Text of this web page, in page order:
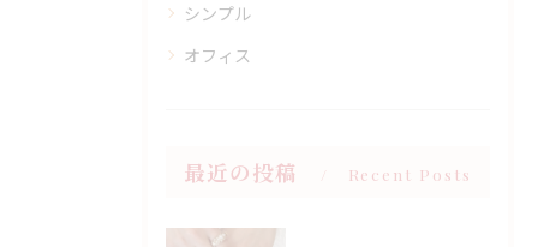
シンプル
オフィス
最近の投稿 Recent Posts